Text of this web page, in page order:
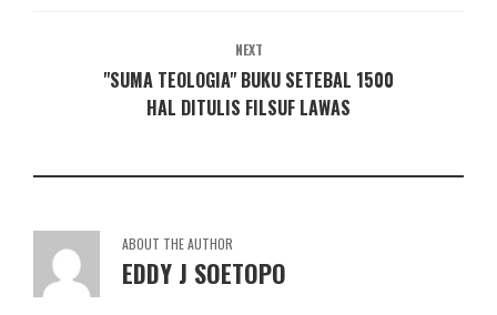
NEXT
"SUMA TEOLOGIA" BUKU SETEBAL 1500
HAL DITULIS FILSUF LAWAS
ABOUT THE AUTHOR
EDDY J SOETOPO